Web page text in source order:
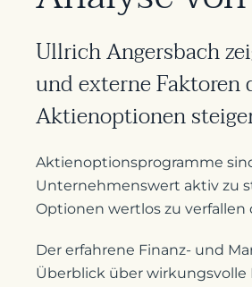
Ullrich Angersbach
und externe
Aktienoptionen
Aktienoptionsprogramme
Unternehmenswert aktiv zu
Optionen wertlos zu verfallen
Der erfahrene Finanz- und
Überblick über